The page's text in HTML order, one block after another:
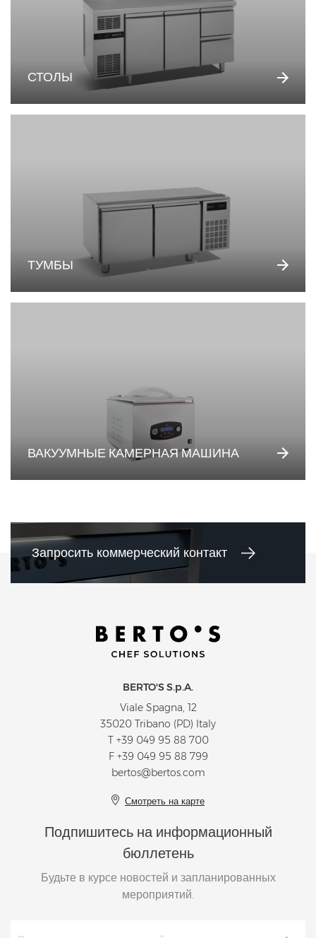
СТОЛЫ
ТУМБЫ
ВАКУУМНЫЕ КАМЕРНАЯ МАШИНА
Запросить коммерческий контакт
BERTO'S S.p.A.
Viale Spagna, 12
35020 Tribano (PD) Italy
T +39 049 95 88 700
F +39 049 95 88 799
bertos@bertos.com
Смотреть на карте
Подпишитесь на информационный
бюллетень
Будьте в курсе новостей и запланированных
мероприятий.